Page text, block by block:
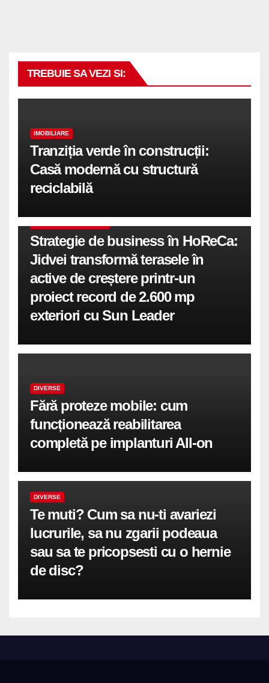
TREBUIE SA VEZI SI:
IMOBILIARE
Tranziția verde în construcții:
Casă modernă cu structură
reciclabilă
Strategie de business în HoReCa:
Jidvei transformă terasele în
active de creștere printr-un
proiect record de 2.600 mp
exteriori cu Sun Leader
DIVERSE
Fără proteze mobile: cum
funcționează reabilitarea
completă pe implanturi All-on
DIVERSE
Te muti? Cum sa nu-ti avariezi
lucrurile, sa nu zgarii podeaua
sau sa te pricopsesti cu o hernie
de disc?